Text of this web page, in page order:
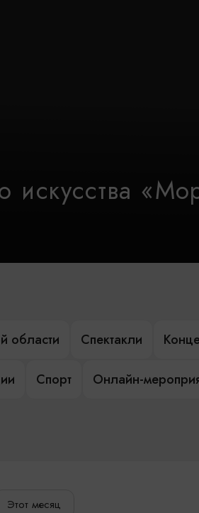
искусства
области Спектакли
Спорт Онлайн-
Этот месяц